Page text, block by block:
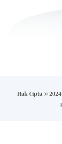
Hak Cipta ©